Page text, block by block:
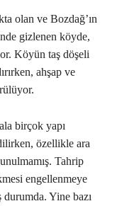
olan ve Bozdağ’ın
gizlenen köyde,
Köyün taş döşeli
ahşap ve
birçok yapı
özellikle ara
Tahrip
engellenmeye
durumda. Yine bazı